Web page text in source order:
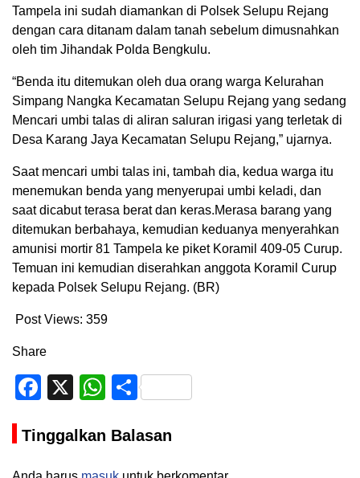
Tampela ini sudah diamankan di Polsek Selupu Rejang
dengan cara ditanam dalam tanah sebelum dimusnahkan
oleh tim Jihandak Polda Bengkulu.
“Benda itu ditemukan oleh dua orang warga Kelurahan
Simpang Nangka Kecamatan Selupu Rejang yang sedang
Mencari umbi talas di aliran saluran irigasi yang terletak di
Desa Karang Jaya Kecamatan Selupu Rejang,” ujarnya.
Saat mencari umbi talas ini, tambah dia, kedua warga itu
menemukan benda yang menyerupai umbi keladi, dan
saat dicabut terasa berat dan keras.Merasa barang yang
ditemukan berbahaya, kemudian keduanya menyerahkan
amunisi mortir 81 Tampela ke piket Koramil 409-05 Curup.
Temuan ini kemudian diserahkan anggota Koramil Curup
kepada Polsek Selupu Rejang. (BR)
Post Views: 359
Share
Facebook
X WhatsApp
Share
Tinggalkan Balasan